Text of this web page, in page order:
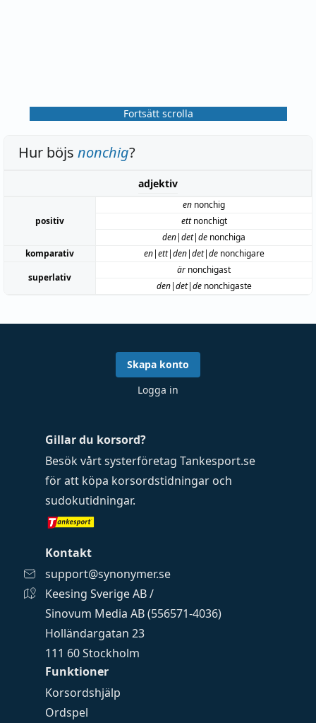
Fortsätt scrolla
Hur böjs nonchig?
adjektiv
positiv
en nonchig
ettnonchigt
den|det|de nonchiga
komparativ
en|ett|den|det|denonchigare
superlativ
är nonchigast
den|det|denonchigaste
Funktioner
Korsordshjälp
Ordspel
Gillar du korsord?
Besök vårt systerföretag Tankesport.se
för att köpa korsordstidningar och
sudokutidningar.
Kontakt
support@synonymer.se
Keesing Sverige AB /
Sinovum Media AB (556571-4036)
Holländargatan 23
111 60 Stockholm
Skapa konto
Logga in